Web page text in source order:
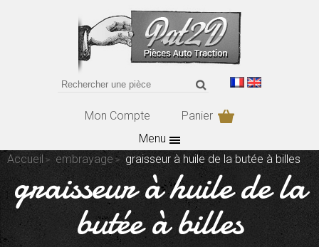
Mon Compte
Panier
Menu
Accueil
embrayage graisseur à huile de la butée à billes
graisseur à huile de la
butée à billes